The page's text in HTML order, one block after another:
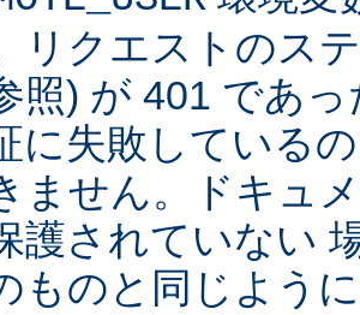
リクエストのス
照) が 401 であ
に失敗している
ません。ドキュ
護されていない
ものと同じよう